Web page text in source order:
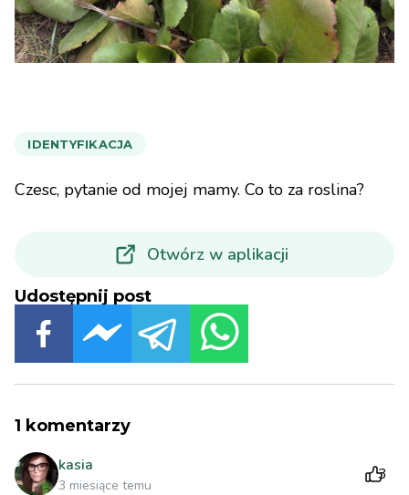
IDENTYFIKACJA
Czesc, pytanie od mojej mamy. Co to za roslina?
Otwórz w aplikacji
Udostępnij post
1 komentarzy
kasia
3 miesiące temu
3